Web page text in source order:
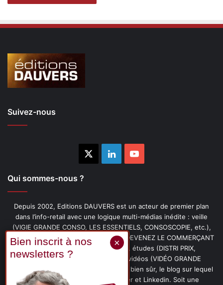
Suivez-nous
LinkedinYouTube
Qui sommes-nous ?
Depuis 2002, Editions DAUVERS est un acteur de premier plan
dans l’info-retail avec une logique multi-médias inédite : veille
(VIGIE GRANDE CONSO, LES ESSENTIELS, CONSOSCOPIE, etc.),
livres (PENSER-CLIENT, IMAGE-PRIX, DEVENEZ LE COMMERÇANT
PRÉFÉRÉ DE VOS CLIENTS, etc.), études (DISTRI PRIX,
PROMOFLASH, DRIVE INSIGHTS), vidéos (VIDÉO GRANDE
CONSO), podcasts (CAFÉ CONSO) et, bien sûr, le blog sur lequel
vous êtes, ainsi que les fils Twitter et Linkedin. Soit une